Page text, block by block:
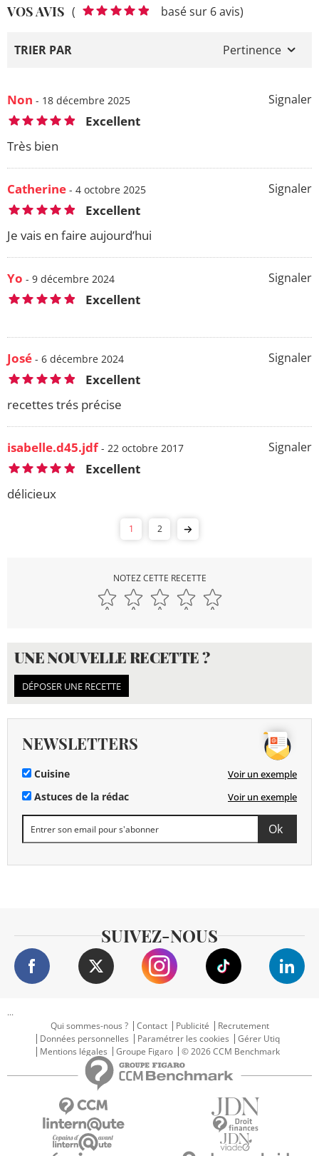
VOS AVIS ( basé sur 6 avis)
TRIER PAR Pertinence
Signaler
Non - 18 décembre 2025
Excellent
Très bien
Signaler
Catherine - 4 octobre 2025
Excellent
Je vais en faire aujourd’hui
Signaler
Yo - 9 décembre 2024
Excellent
Signaler
José - 6 décembre 2024
Excellent
recettes trés précise
Signaler
isabelle.d45.jdf- 22 octobre 2017
Excellent
délicieux
1 2
NOTEZ CETTE RECETTE
UNE NOUVELLE RECETTE ?
DÉPOSER UNE RECETTE
NEWSLETTERS
Cuisine Voir un exemple
Astuces de la rédac Voir un exemple
SUIVEZ-NOUS
...
Qui sommes-nous ?
Contact Publicité
Recrutement
Données personnelles
Paramétrer les cookies
Gérer Utiq
Mentions légales
Groupe Figaro © 2026 CCM Benchmark